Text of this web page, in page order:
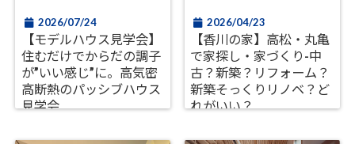
2026/07/24
【モデルハウス見学会】
住むだけでからだの調子
が”いい感じ”に。高気密
高断熱のパッシブハウス
見学会
2026/04/23
【香川の家】高松・丸亀
で家探し・家づくり-中
古？新築？リフォーム？
新築そっくりリノベ？ど
れがいい？